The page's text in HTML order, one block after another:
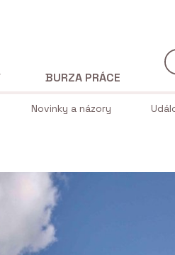
Novinky a názory
BURZA PRÁCE